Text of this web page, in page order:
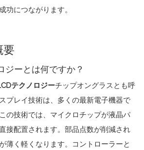
功につながります。
要
ジーとは何ですか？
テクノロジーチップオングラスとも呼
プレイ技術は、多くの最新電子機器で
の技術では、マイクロチップが液晶パ
接配置されます。部品点数が削減され
薄く軽くなります。コントローラーと